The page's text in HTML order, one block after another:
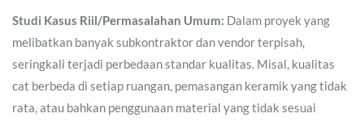
Studi Kasus Riil/Permasalahan Umum: Dalam proyek yang
melibatkan banyak subkontraktor dan vendor terpisah,
seringkali terjadi perbedaan standar kualitas. Misal, kualitas
cat berbeda di setiap ruangan, pemasangan keramik yang tidak
rata, atau bahkan penggunaan material yang tidak sesuai